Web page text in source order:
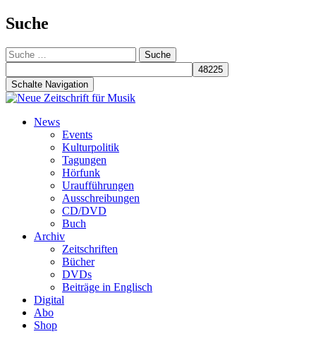
Suche
Suche
nach:
Schalte Navigation
Zum
News
Events
Kulturpolitik
Tagungen
Hörfunk
Uraufführungen
Ausschreibungen
CD/DVD
Buch
Archiv
Zeitschriften
Bücher
DVDs
Beiträge in Englisch
Digital
Abo
Shop